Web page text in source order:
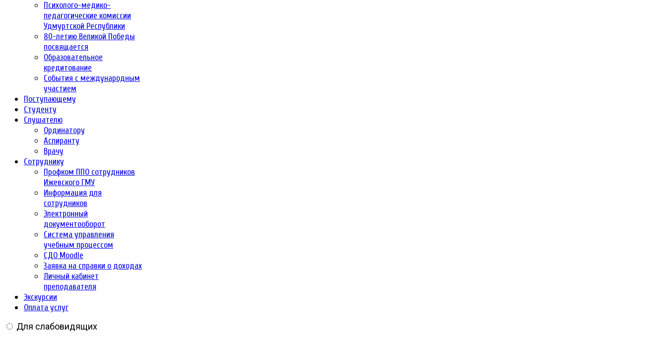
Психолого-медико-
педагогические комиссии
Удмуртской Республики
80-летию Великой Победы
посвящается
Образовательное
кредитование
События с международным
участием
Поступающему
Студенту
Слушателю
Ординатору
Аспиранту
Врачу
Сотруднику
Профком ППО сотрудников
Ижевского ГМУ
Информация для
сотрудников
Электронный
документооборот
Система управления
учебным процессом
СДО Moodle
Заявка на справки о доходах
Личный кабинет
преподавателя
Экскурсии
Оплата услуг
Для слабовидящих